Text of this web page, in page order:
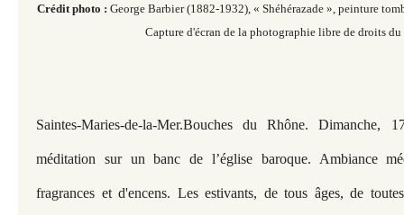
Crédit photo : George Barbier (1882-1932), « Shéhérazade », peinture
Capture d'écran de la photographie libre de droits du
Saintes-Maries-de-la-Mer.Bouches du Rhône. Dimanche,
méditation sur un banc de l’église baroque. Ambiance
fragrances et d'encens. Les estivants, de tous âges, de